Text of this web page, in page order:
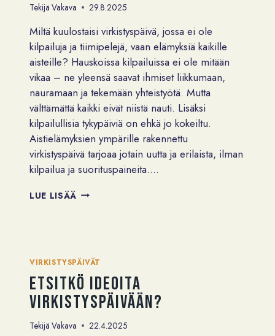
Tekijä Vakava 29.8.2025
Miltä kuulostaisi virkistyspäivä, jossa ei ole
kilpailuja ja tiimipelejä, vaan elämyksiä kaikille
aisteille? Hauskoissa kilpailuissa ei ole mitään
vikaa – ne yleensä saavat ihmiset liikkumaan,
nauramaan ja tekemään yhteistyötä. Mutta
välttämättä kaikki eivät niistä nauti. Lisäksi
kilpailullisia tykypäiviä on ehkä jo kokeiltu.
Aistielämyksien ympärille rakennettu
virkistyspäivä tarjoaa jotain uutta ja erilaista, ilman
kilpailua ja suorituspaineita….
LUE LISÄÄ EI-
VIRKISTYSPÄIVÄT
Etsitkö ideoita
virkistyspäivään?
Tekijä Vakava 22.4.2025